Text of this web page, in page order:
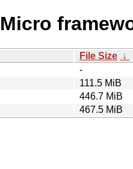
File Size ↓
-
111.5 MiB
446.7 MiB
467.5 MiB